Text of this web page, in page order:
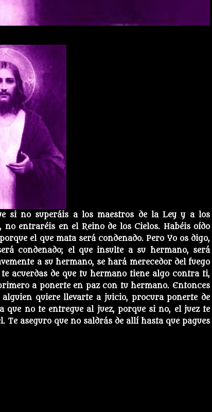
si no superáis a los maestros de la Ley y a los
entraréis en el Reino de los Cielos. Habéis oído
el que mata será condenado. Pero Yo os digo,
condenado; el que insulte a su hermano, será
a su hermano, se hará merecedor del fuego
acuerdas de que tu hermano tiene algo contra ti,
a ponerte en paz con tu hermano. Entonces
quiere llevarte a juicio, procura ponerte de
que no te entregue al juez, porque si no, el juez te
aseguro que no saldrás de allí hasta que pagues